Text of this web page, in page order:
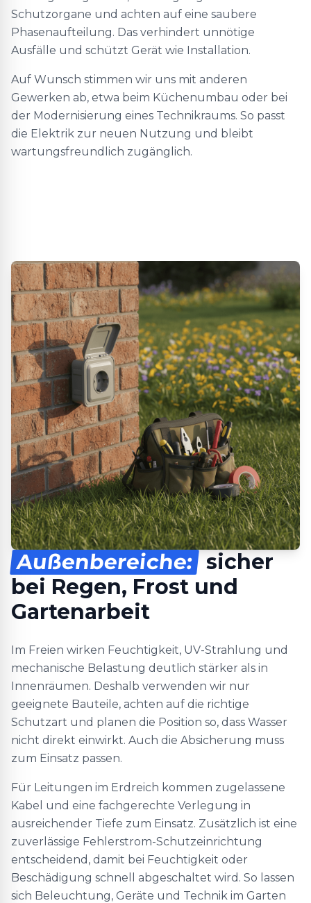
Schutzorgane und achten auf eine saubere
Phasenaufteilung. Das verhindert unnötige
Ausfälle und schützt Gerät wie Installation.
Auf Wunsch stimmen wir uns mit anderen
Gewerken ab, etwa beim Küchenumbau oder bei
der Modernisierung eines Technikraums. So passt
die Elektrik zur neuen Nutzung und bleibt
wartungsfreundlich zugänglich.
Außenbereiche: sicher
bei Regen, Frost und
Gartenarbeit
Im Freien wirken Feuchtigkeit, UV-Strahlung und
mechanische Belastung deutlich stärker als in
Innenräumen. Deshalb verwenden wir nur
geeignete Bauteile, achten auf die richtige
Schutzart und planen die Position so, dass Wasser
nicht direkt einwirkt. Auch die Absicherung muss
zum Einsatz passen.
Für Leitungen im Erdreich kommen zugelassene
Kabel und eine fachgerechte Verlegung in
ausreichender Tiefe zum Einsatz. Zusätzlich ist eine
zuverlässige Fehlerstrom-Schutzeinrichtung
entscheidend, damit bei Feuchtigkeit oder
Beschädigung schnell abgeschaltet wird. So lassen
sich Beleuchtung, Geräte und Technik im Garten